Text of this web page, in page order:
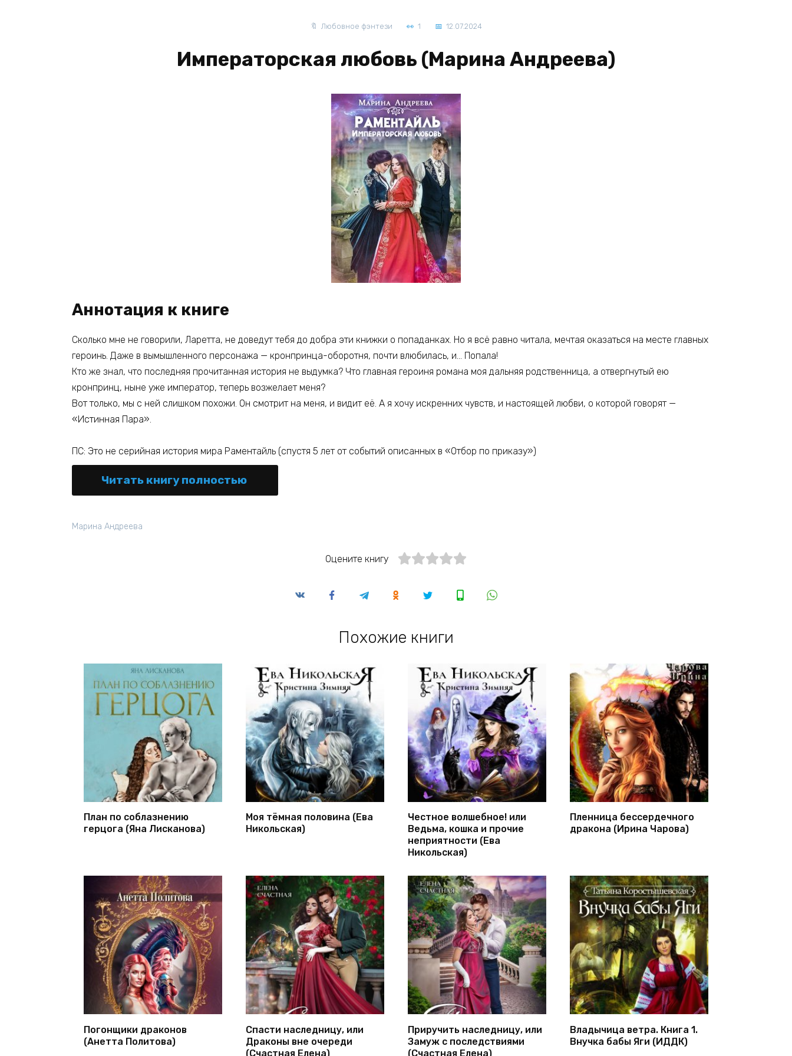
Любовное фэнтези 1 12.07.2024
Императорская любовь (Марина Андреева)
Аннотация к книге
Сколько мне не говорили, Ларетта, не доведут тебя до добра эти книжки о попаданках. Но я всё равно читала, мечтая оказаться на месте главных
героинь. Даже в вымышленного персонажа — кронпринца-оборотня, почти влюбилась, и… Попала!
Кто же знал, что последняя прочитанная история не выдумка? Что главная героиня романа моя дальняя родственница, а отвергнутый ею
кронпринц, ныне уже император, теперь возжелает меня?
Вот только, мы с ней слишком похожи. Он смотрит на меня, и видит её. А я хочу искренних чувств, и настоящей любви, о которой говорят —
«Истинная Пара».
ПС: Это не серийная история мира Раментайль (спустя 5 лет от событий описанных в «Отбор по приказу»)
Читать книгу полностью
Марина Андреева
Оцените книгу
Похожие книги
План по соблазнению
герцога (Яна Лисканова)
Моя тёмная половина (Ева
Никольская)
Честное волшебное! или
Ведьма, кошка и прочие
неприятности (Ева
Никольская)
Пленница бессердечного
дракона (Ирина Чарова)
Погонщики драконов
(Анетта Политова)
Спасти наследницу, или
Драконы вне очереди
(Счастная Елена)
Приручить наследницу, или
Замуж с последствиями
(Счастная Елена)
Владычица ветра. Книга 1.
Внучка бабы Яги (ИДДК)